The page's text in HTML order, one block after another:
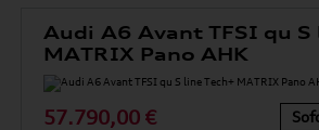
Audi A6 Avant TFSI qu S
MATRIX Pano AHK
57.790,00 €